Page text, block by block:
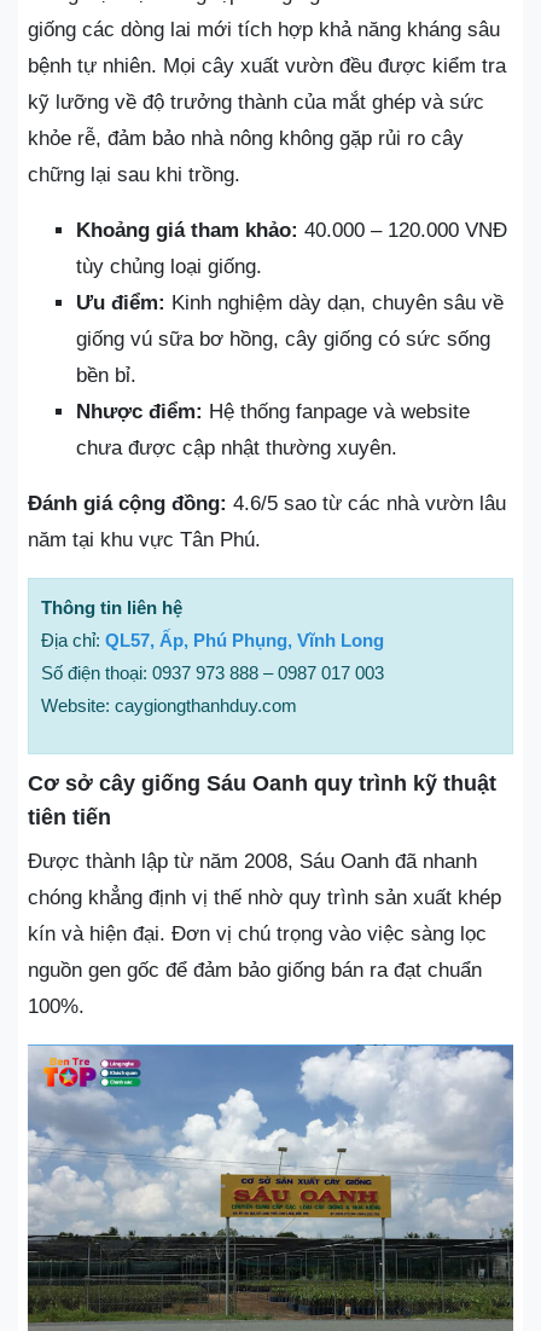
giống các dòng lai mới tích hợp khả năng kháng sâu
bệnh tự nhiên. Mọi cây xuất vườn đều được kiểm tra
kỹ lưỡng về độ trưởng thành của mắt ghép và sức
khỏe rễ, đảm bảo nhà nông không gặp rủi ro cây
chững lại sau khi trồng.
Khoảng giá tham khảo: 40.000 – 120.000 VNĐ
tùy chủng loại giống.
Ưu điểm: Kinh nghiệm dày dạn, chuyên sâu về
giống vú sữa bơ hồng, cây giống có sức sống
bền bỉ.
Nhược điểm: Hệ thống fanpage và website
chưa được cập nhật thường xuyên.
Đánh giá cộng đồng: 4.6/5 sao từ các nhà vườn lâu
năm tại khu vực Tân Phú.
Thông tin liên hệ
Địa chỉ: QL57, Ấp, Phú Phụng, Vĩnh Long
Số điện thoại: 0937 973 888 – 0987 017 003
Website: caygiongthanhduy.com
Cơ sở cây giống Sáu Oanh quy trình kỹ thuật
tiên tiến
Được thành lập từ năm 2008, Sáu Oanh đã nhanh
chóng khẳng định vị thế nhờ quy trình sản xuất khép
kín và hiện đại. Đơn vị chú trọng vào việc sàng lọc
nguồn gen gốc để đảm bảo giống bán ra đạt chuẩn
100%.